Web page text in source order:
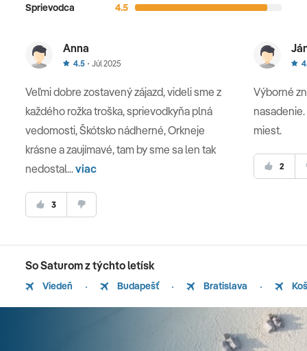
Sprievodca
4.5
Anna
4.5 Júl 2025
Veľmi dobre zostavený zájazd, videli sme z
každého rožka troška, sprievodkyňa plná
vedomosti, Škótsko nádherné, Orkneje
krásne a zaujímavé, tam by sme sa len tak
nedostal...viac
3
Výborné
miest.
2
So Saturom z týchto letísk
Viedeň Budapešť Bratislava